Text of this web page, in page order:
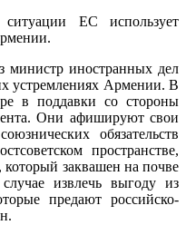
ЕС использует
министр иностранных дел
устремлениях Армении. В
в поддавки со стороны
Они афишируют свои
обязательств
пространстве,
который заквашен на почве
извлечь выгоду из
предают российско-